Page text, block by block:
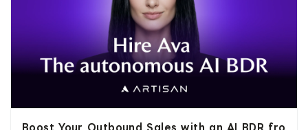
Boost Your Outbound Sales with an AI BDR fro